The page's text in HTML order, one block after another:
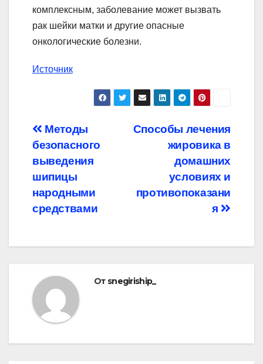
комплексным, заболевание может вызвать
рак шейки матки и другие опасные
онкологические болезни.
Источник
Навигация
по
записям
Способы лечения
жировика в
домашних
условиях и
противопоказани
я
Методы
безопасного
выведения
шипицы
народными
средствами
От snegiriship_